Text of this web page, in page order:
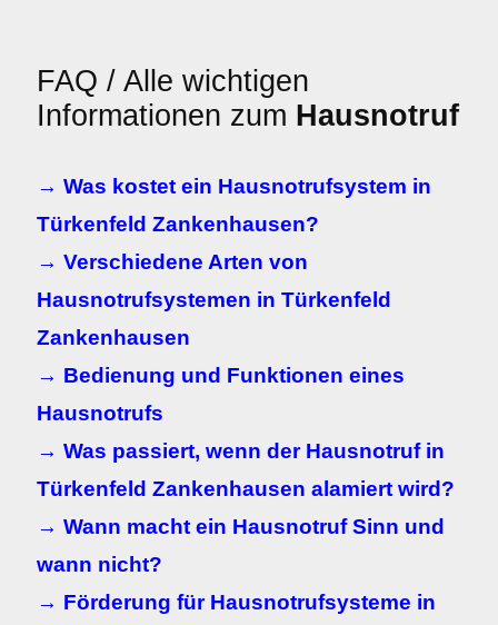
FAQ / Alle wichtigen
Informationen zum Hausnotruf
→ Was kostet ein Hausnotrufsystem in
Türkenfeld Zankenhausen?
→ Verschiedene Arten von
Hausnotrufsystemen in Türkenfeld
Zankenhausen
→ Bedienung und Funktionen eines
Hausnotrufs
→ Was passiert, wenn der Hausnotruf in
Türkenfeld Zankenhausen alamiert wird?
→ Wann macht ein Hausnotruf Sinn und
wann nicht?
→ Förderung für Hausnotrufsysteme in